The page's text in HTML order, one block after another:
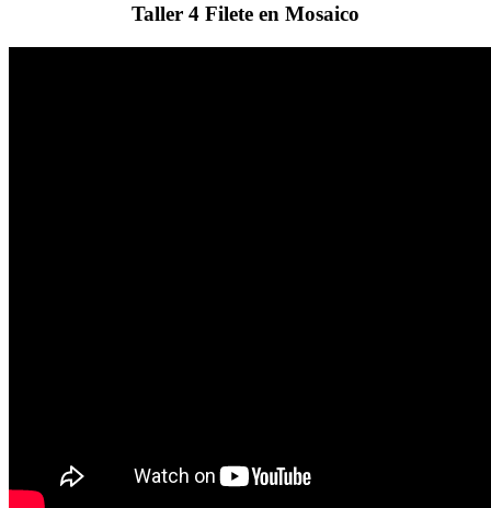
Taller 4 Filete en Mosaico